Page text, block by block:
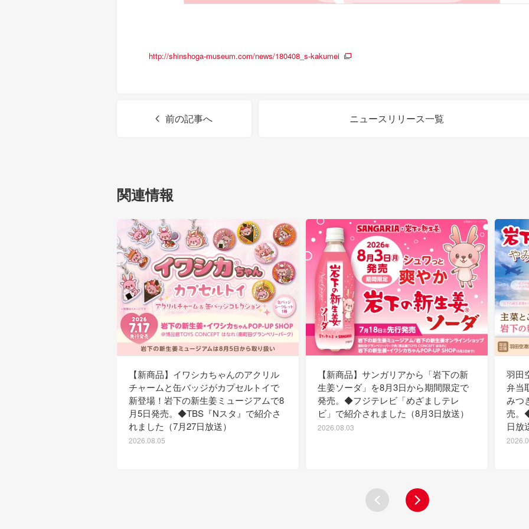
http://shinshoga-museum.com/news/180408_s-kakumei
前の記事へ ニュースリリース一覧
関連情報
【新商品】イワシカちゃんのアクリル
チャームと缶バッジがカプセルトイで
新登場！岩下の新生姜ミュージアムで8
月5日発売。◆TBS『Nスタ』で紹介さ
れました（7月27日放送）
2026.08.05
【新商品】サンガリアから「岩下の新
生姜ソーダ」を8月3日から期間限定で
発売。◆フジテレビ「めざましテレ
ビ」で紹介されました（8月3日放送）
2026.08.03
羽田
弁当
みつ
売。
日放